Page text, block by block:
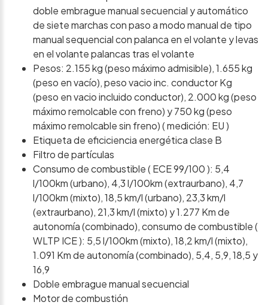
doble embrague manual secuencial y automático
de siete marchas con paso a modo manual de tipo
manual sequencial con palanca en el volante y levas
en el volante palancas tras el volante
Pesos: 2.155 kg (peso máximo admisible), 1.655 kg
(peso en vacío), peso vacio inc. conductor Kg
(peso en vacio incluido conductor), 2.000 kg (peso
máximo remolcable con freno) y 750 kg (peso
máximo remolcable sin freno) ( medición: EU )
Etiqueta de eficiciencia energética clase B
Filtro de partículas
Consumo de combustible ( ECE 99/100 ): 5,4
l/100km (urbano), 4,3 l/100km (extraurbano), 4,7
l/100km (mixto), 18,5 km/l (urbano), 23,3 km/l
(extraurbano), 21,3 km/l (mixto) y 1.277 Km de
autonomía (combinado), consumo de combustible (
WLTP ICE ): 5,5 l/100km (mixto), 18,2 km/l (mixto),
1.091 Km de autonomía (combinado), 5,4, 5,9, 18,5 y
16,9
Doble embrague manual secuencial
Motor de combustión